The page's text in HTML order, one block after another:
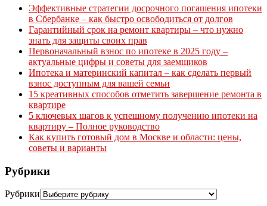
Эффективные стратегии досрочного погашения ипотеки
в Сбербанке – как быстро освободиться от долгов
Гарантийный срок на ремонт квартиры – что нужно
знать для защиты своих прав
Первоначальный взнос по ипотеке в 2025 году –
актуальные цифры и советы для заемщиков
Ипотека и материнский капитал – как сделать первый
взнос доступным для вашей семьи
15 креативных способов отметить завершение ремонта в
квартире
5 ключевых шагов к успешному получению ипотеки на
квартиру – Полное руководство
Как купить готовый дом в Москве и области: цены,
советы и варианты
Рубрики
Рубрики